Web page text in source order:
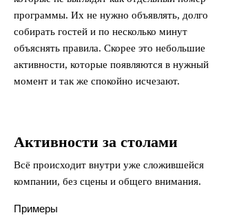
программы. Их не нужно объявлять, долго
собирать гостей и по несколько минут
объяснять правила. Скорее это небольшие
активности, которые появляются в нужный
момент и так же спокойно исчезают.
Активности за столами
Всё происходит внутри уже сложившейся
компании, без сцены и общего внимания.
Примеры